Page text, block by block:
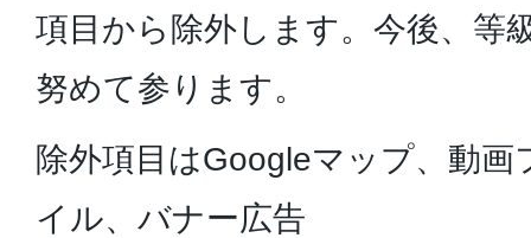
項目から除外します。今後、等
努めて参ります。
除外項目はGoogleマップ、動
イル、バナー広告